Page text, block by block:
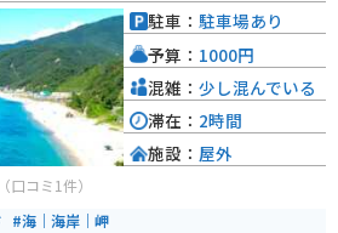
78段の石段を上がるとヤブニッケイやタブの
ちた雰囲気を感じることができます。
（口コミ1件）
#海｜海岸｜岬
駐車： 駐車場あり
予算： 1000円
混雑： 少し混んでいる
滞在： 2時間
施設： 屋外